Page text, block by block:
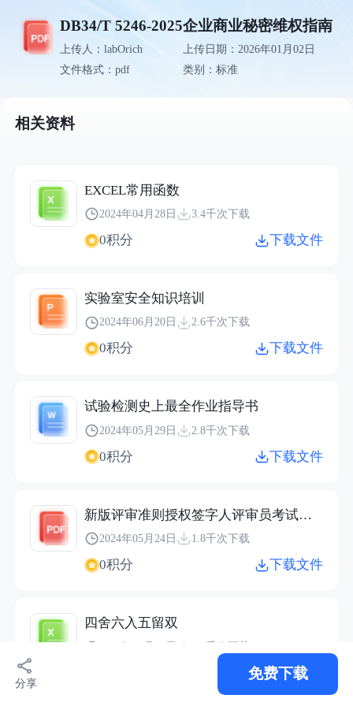
DB34/T 5246-2025企业商业秘密维权指南
上传人：labOrich
文件格式：pdf
上传日期：2026年01月02日
类别：标准
相关资料
EXCEL常用函数
2024年04月28日 3.4千次下载
0积分 下载文件
实验室安全知识培训
2024年06月20日 2.6千次下载
0积分 下载文件
试验检测史上最全作业指导书
2024年05月29日 2.8千次下载
0积分 下载文件
新版评审准则授权签字人评审员考试习题
2024年05月24日 1.8千次下载
0积分 下载文件
四舍六入五留双
2024年04月28日 1.3千次下载
下载文件
分享
免费下载